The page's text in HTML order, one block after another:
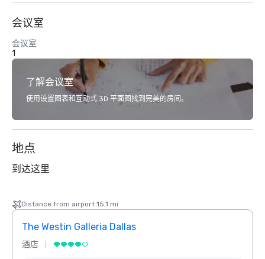
会议室
会议室
1
了解会议室
使用设置图表和互动式 3D 平面图找到完美的房间。
地点
到达这里
Distance from airport 15.1 mi
The Westin Galleria Dallas
酒店